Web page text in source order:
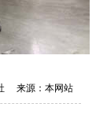
来源：本网站